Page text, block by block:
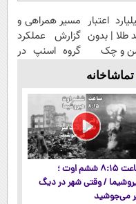
اعتبار
طلا | بدون
و چک
مسیر همراهی و
گزارش عملکرد
گروه اسنپ در
تماشاخانه
ساعت ۸:۱۵ ششم اوت ؛
/ وقتی شهر در دیگ
می‌جوشید